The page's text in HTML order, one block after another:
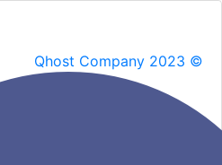
Qhost Company 2023 ©